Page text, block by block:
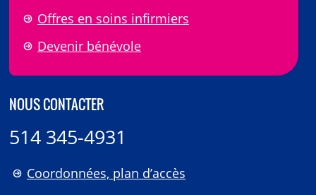
Offres en soins infirmiers
Devenir bénévole
NOUS CONTACTER
514 345-4931
Coordonnées, plan d’accès